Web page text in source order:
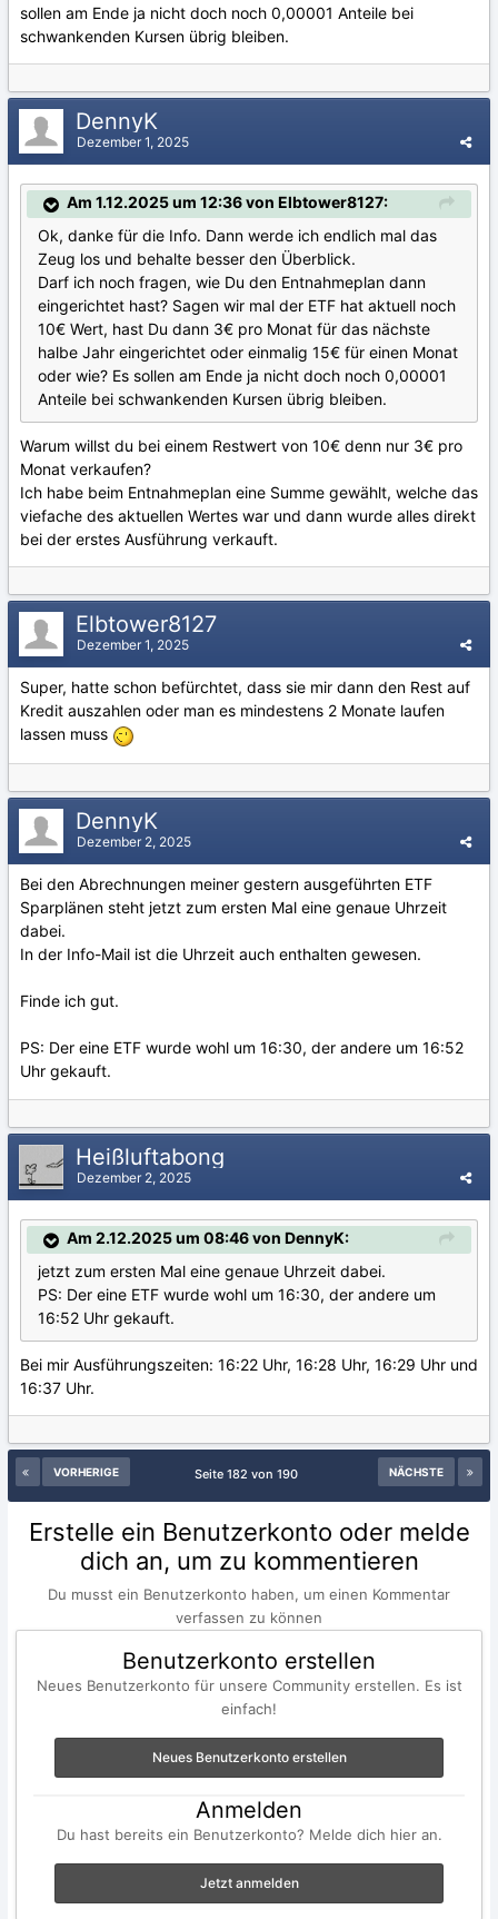
sollen am Ende ja nicht doch noch 0,00001 Anteile bei
schwankenden Kursen übrig bleiben.
DennyK
Dezember 1, 2025
Am 1.12.2025 um 12:36 von Elbtower8127:
Ok, danke für die Info. Dann werde ich endlich mal das
Zeug los und behalte besser den Überblick.
Darf ich noch fragen, wie Du den Entnahmeplan dann
eingerichtet hast? Sagen wir mal der ETF hat aktuell noch
10€ Wert, hast Du dann 3€ pro Monat für das nächste
halbe Jahr eingerichtet oder einmalig 15€ für einen Monat
oder wie? Es sollen am Ende ja nicht doch noch 0,00001
Anteile bei schwankenden Kursen übrig bleiben.
Warum willst du bei einem Restwert von 10€ denn nur 3€ pro
Monat verkaufen?
Ich habe beim Entnahmeplan eine Summe gewählt, welche das
viefache des aktuellen Wertes war und dann wurde alles direkt
bei der erstes Ausführung verkauft.
Elbtower8127
Dezember 1, 2025
Super, hatte schon befürchtet, dass sie mir dann den Rest auf
Kredit auszahlen oder man es mindestens 2 Monate laufen
lassen muss
DennyK
Dezember 2, 2025
Bei den Abrechnungen meiner gestern ausgeführten ETF
Sparplänen steht jetzt zum ersten Mal eine genaue Uhrzeit
dabei.
In der Info-Mail ist die Uhrzeit auch enthalten gewesen.
Finde ich gut.
PS: Der eine ETF wurde wohl um 16:30, der andere um 16:52
Uhr gekauft.
Heißluftabong
Dezember 2, 2025
Am 2.12.2025 um 08:46 von DennyK:
jetzt zum ersten Mal eine genaue Uhrzeit dabei.
PS: Der eine ETF wurde wohl um 16:30, der andere um
16:52 Uhr gekauft.
Bei mir Ausführungszeiten: 16:22 Uhr, 16:28 Uhr, 16:29 Uhr und
16:37 Uhr.
VORHERIGE NÄCHSTE
Seite 182 von 190
Erstelle ein Benutzerkonto oder melde
dich an, um zu kommentieren
Du musst ein Benutzerkonto haben, um einen Kommentar
verfassen zu können
Benutzerkonto erstellen
Neues Benutzerkonto für unsere Community erstellen. Es ist
einfach!
Neues Benutzerkonto erstellen
Anmelden
Du hast bereits ein Benutzerkonto? Melde dich hier an.
Jetzt anmelden